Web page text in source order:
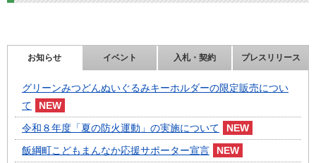
お知らせ イベント 入札・契約 プレスリリース
グリーンみつどんぬいぐるみキーホルダーの限定販売につい
て
令和８年度「夏の防火運動」の実施について
飯綱町こどもまんなか応援サポーター宣言